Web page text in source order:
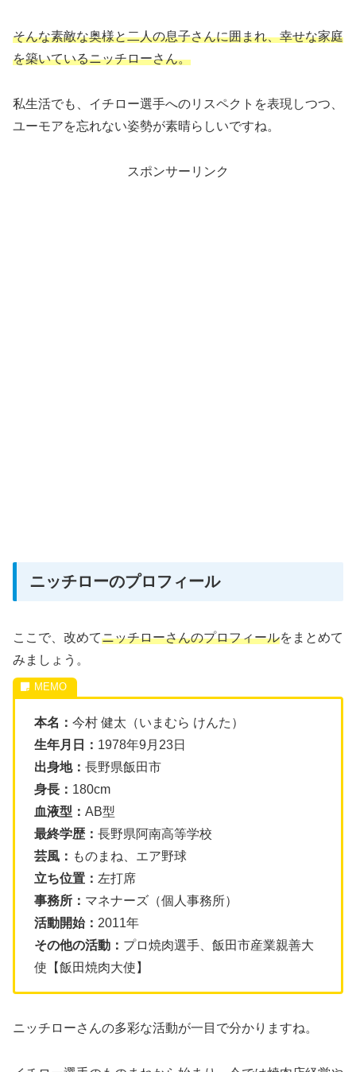
そんな素敵な奥様と二人の息子さんに囲まれ、幸せな家庭
を築いているニッチローさん。
私生活でも、イチロー選手へのリスペクトを表現しつつ、
ユーモアを忘れない姿勢が素晴らしいですね。
スポンサーリンク
ニッチローのプロフィール
ここで、改めてニッチローさんのプロフィールをまとめて
みましょう。
本名： 今村 健太（いまむら けんた）
生年月日： 1978年9月23日
出身地： 長野県飯田市
身長： 180cm
血液型： AB型
最終学歴： 長野県阿南高等学校
芸風： ものまね、エア野球
立ち位置： 左打席
事務所： マネナーズ（個人事務所）
活動開始： 2011年
その他の活動： プロ焼肉選手、飯田市産業親善大
使【飯田焼肉大使】
ニッチローさんの多彩な活動が一目で分かりますね。